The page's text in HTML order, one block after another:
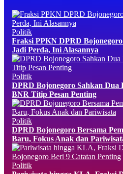
Politik
Fraksi PPKN DPRD
Jadi Perda, Ini Alasannya
Politik
DPRD Bojonegoro Sahkan Dua
BNR Titip Pesan Penting
Politik
DPRD Bojonegoro Bersama
Baru, Fokus Anak dan
Politik